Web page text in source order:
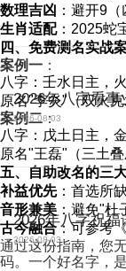
数理吉凶 ：避开9
生肖适配：2025蛇
四、免费测名实战
案例一 ：
八字：壬水日主，
原名"李炎"（双火
案例二：
八字：戊土日主，
原名"王磊"（三土
五、自助改名的三
补益优先：首选所
音形兼美 ：避免"
古今融合：可参考
通过这份指南，您
码。一个好名字，
2026年八字看事
2026-08-03
2026年八字祝福
2026-08-03